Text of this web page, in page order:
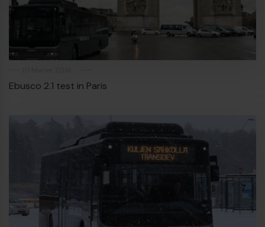
Ebusco 2.1 test in Paris